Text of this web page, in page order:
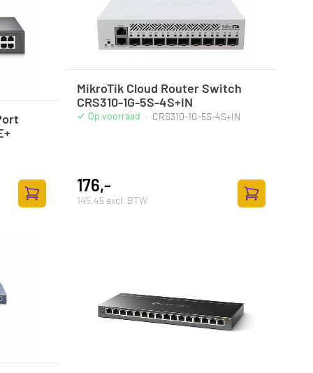
Zum Warenkorb hinzufügen
MikroTik Cloud Router Switch
CRS310-1G-5S-4S+IN
Op voorraad · CRS310-1G-5S-4S+IN
176,-
145,45 excl. BTW
Zum